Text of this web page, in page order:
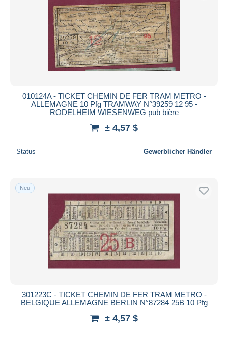
010124A - TICKET CHEMIN DE FER TRAM METRO -
ALLEMAGNE 10 Pfg TRAMWAY N°39259 12 95 -
RODELHEIM WIESENWEG pub bière
± 4,57 $
Status Gewerblicher Händler
Neu
301223C - TICKET CHEMIN DE FER TRAM METRO -
BELGIQUE ALLEMAGNE BERLIN N°87284 25B 10 Pfg
± 4,57 $